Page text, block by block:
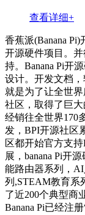
查看详细+
香蕉派(Banana
开源硬件项目。
持。Banana Pi开
设计。开发文档
就是为了让全世
社区，取得了巨大
经销往全世界170
发，BPI开源社区
区都开始官方支
展，banana Pi开
能路由器系列，
列,STEAM教育系
了近200个典型商
Banana Pi已经注